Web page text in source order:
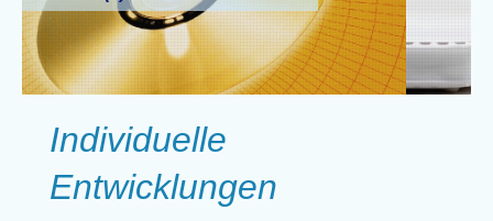
Individuelle
Entwicklungen